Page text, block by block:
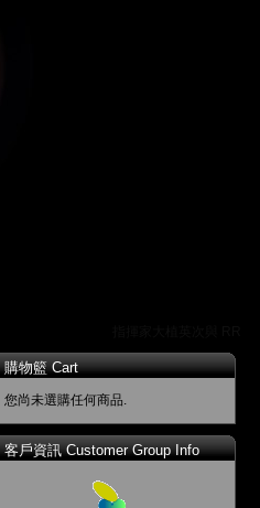
購物籃 Cart
您尚未選購任何商品.
客戶資訊 Customer Group Info